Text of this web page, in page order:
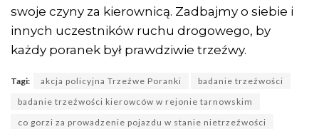
swoje czyny za kierownicą. Zadbajmy o siebie i
innych uczestników ruchu drogowego, by
każdy poranek był prawdziwie trzeźwy.
Tagi: akcja policyjna Trzeźwe Poranki
badanie trzeźwości
badanie trzeźwości kierowców w rejonie tarnowskim
co gorzi za prowadzenie pojazdu w stanie nietrzeźwości